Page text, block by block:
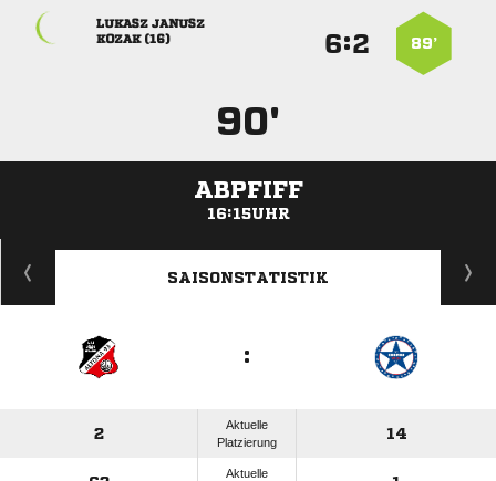
89’
:
 
 
90'
ABPFIFF
16:15UHR
ANZEIGE
SAISONSTATISTIK
:
2
Aktuelle
Platzierung
14
Aktuelle